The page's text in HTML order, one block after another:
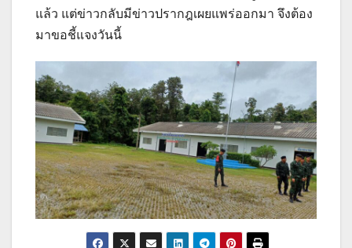
แล้ว แต่ข่าวกลับมีข่าวปรากฎเผยแพร่ออกมา จึงต้อง
มาขอชี้แจงวันนี้